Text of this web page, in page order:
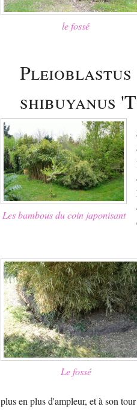
le fossé
Pleioblastus
shibuyanus
Les bambous du coin japonisant
Le fossé
plus en plus d'ampleur, et à son